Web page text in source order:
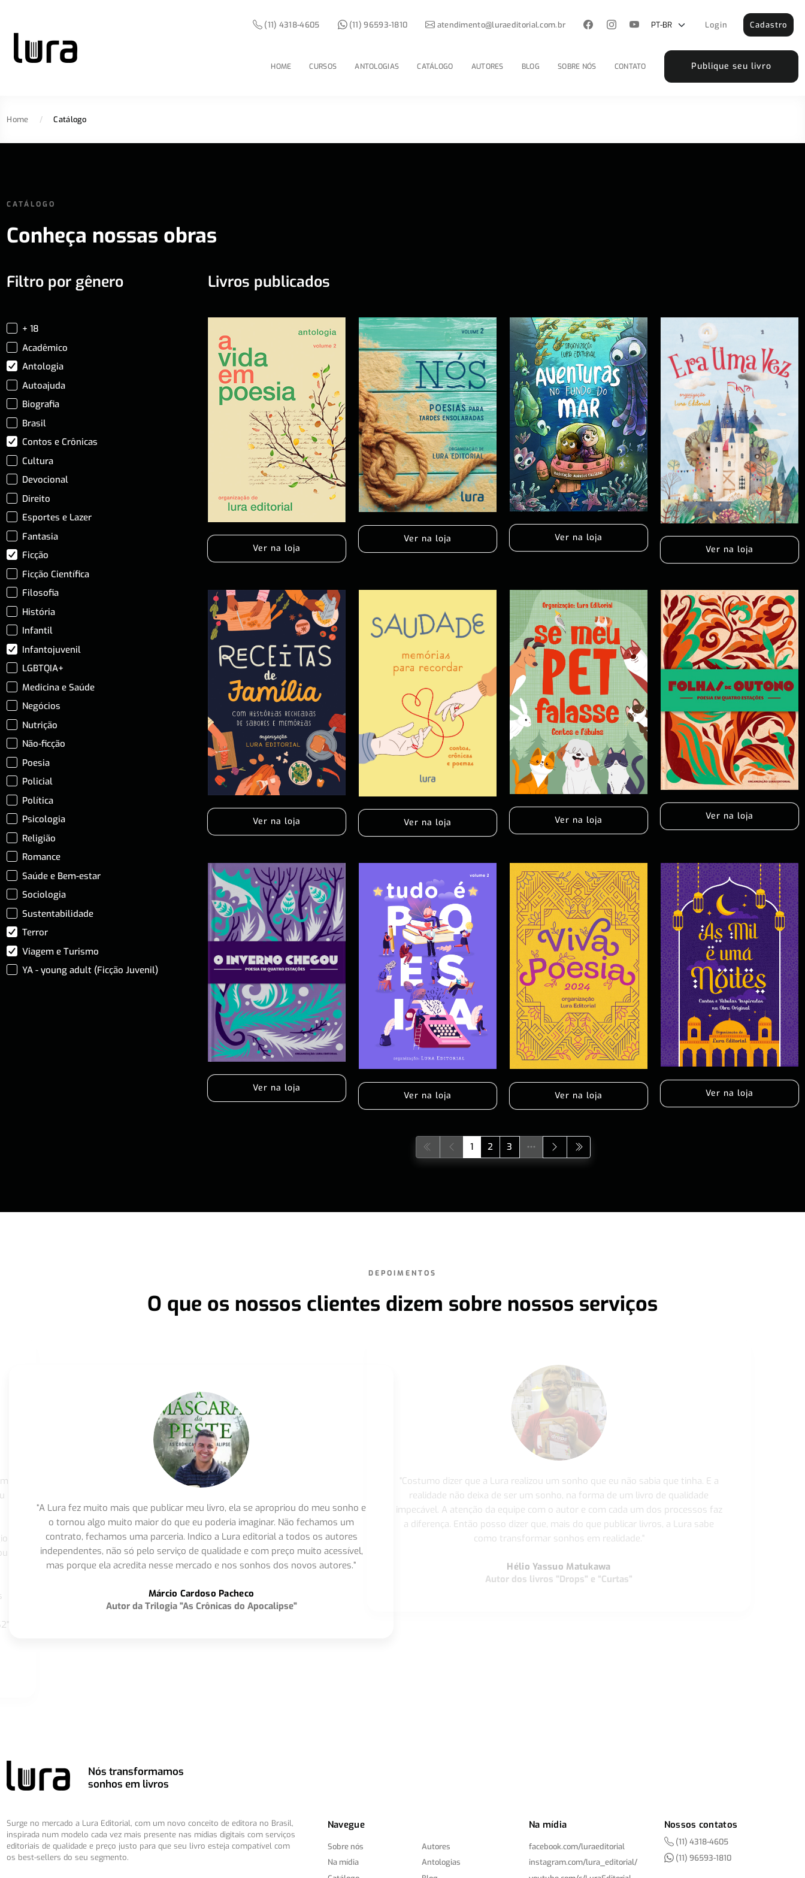
HOME CURSOS ANTOLOGIAS CATÁLOGO AUTORES BLOG SOBRE NÓS CONTATO Publique seu livro
(11) 4318-4605 (11) 96593-1810 atendimento@luraeditorial.com.br Login Cadastro
Home / Catálogo
CATÁLOGO
Conheça nossas obras
Filtro por gênero
+ 18
Acadêmico
Antologia
Autoajuda
Biografia
Brasil
Contos e Crônicas
Cultura
Devocional
Direito
Esportes e Lazer
Fantasia
Ficção
Ficção Científica
Filosofia
História
Infantil
Infantojuvenil
LGBTQIA+
Medicina e Saúde
Negócios
Nutrição
Não-ficção
Poesia
Policial
Política
Psicologia
Religião
Romance
Saúde e Bem-estar
Sociologia
Sustentabilidade
Terror
Viagem e Turismo
YA - young adult (Ficção Juvenil)
Livros publicados
Ver na loja
Ver na loja
Ver na loja
Ver na loja
Ver na loja Ver na loja Ver na loja Ver na loja
Ver na loja
Ver na loja Ver na loja Ver na loja
1 2 3
DEPOIMENTOS
O que os nossos clientes dizem sobre nossos serviços
“A Lura fez muito mais que publicar meu livro, ela se apropriou do meu sonho e
o tornou algo muito maior do que eu poderia imaginar. Não fechamos um
contrato, fechamos uma parceria. Indico a Lura editorial a todos os autores
independentes, não só pelo serviço de qualidade e com preço muito acessível,
mas porque ela acredita nesse mercado e nos sonhos dos novos autores.”
Márcio Cardoso Pacheco
Autor da Trilogia "As Crônicas do Apocalipse"
"Costumo dizer que a Lura realizou um sonho que eu não sabia que tinha. E a
realidade não deixa de ser um sonho, na forma de um livro de qualidade
impecável. A atenção da equipe com o autor e com cada um dos processos faz
a diferença. Então posso dizer que, mais do que publicar livros, a Lura sabe
como transformar sonhos em realidade."
Hélio Yassuo Matukawa
Autor dos livros "Drops" e “Curtas”
Nós transformamos
sonhos em livros
Surge no mercado a Lura Editorial, com um novo conceito de editora no Brasil,
inspirada num modelo cada vez mais presente nas mídias digitais com serviços
editoriais de qualidade e preço justo para que seu livro esteja compatível com
os best-sellers do seu segmento.
Navegue
Sobre nós
Na mídia
Autores
Antologias
Na mídia
facebook.com/luraeditorial
instagram.com/lura_editorial/
Nossos contatos
(11) 4318-4605
(11) 96593-1810